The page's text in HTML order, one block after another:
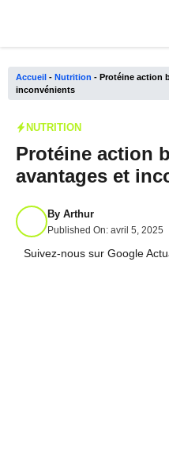
Accueil - Nutrition - Protéine action
inconvénients
NUTRITION
Protéine action
avantages et
By Arthur
Published On: avril 5, 2025
Suivez-nous sur Google